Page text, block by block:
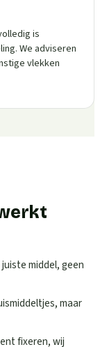
is
We adviseren
vlekken
middel, geen
maar
fixeren, wij